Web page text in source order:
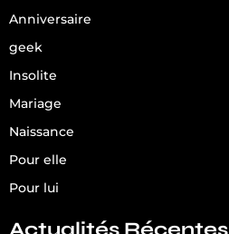
Anniversaire
geek
Insolite
Mariage
Naissance
Pour elle
Pour lui